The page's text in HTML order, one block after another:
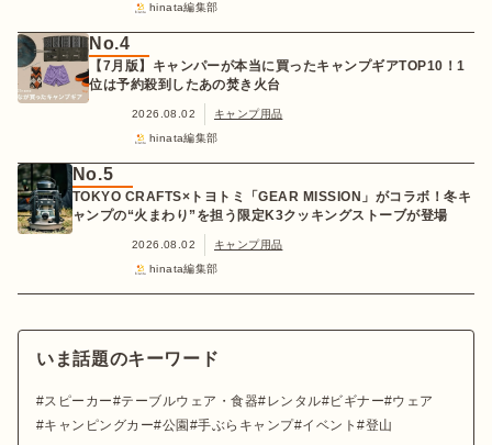
hinata編集部
No.4
【7月版】キャンパーが本当に買ったキャンプギアTOP10！1
位は予約殺到したあの焚き火台
2026.08.02
キャンプ用品
hinata編集部
No.5
TOKYO CRAFTS×トヨトミ「GEAR MISSION」がコラボ！冬キ
ャンプの“火まわり”を担う限定K3クッキングストーブが登場
2026.08.02
キャンプ用品
hinata編集部
いま話題のキーワード
スピーカー テーブルウェア・食器 レンタル ビギナー
ウェア
キャンピングカー 公園 手ぶらキャンプ イベント 登山